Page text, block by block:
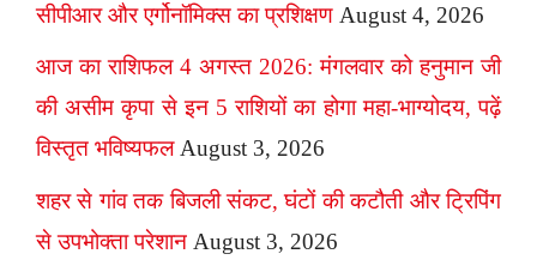
सीपीआर और एर्गोनॉमिक्स का प्रशिक्षण August 4, 2026
आज का राशिफल 4 अगस्त 2026: मंगलवार को हनुमान जी
की असीम कृपा से इन 5 राशियों का होगा महा-भाग्योदय, पढ़ें
विस्तृत भविष्यफल August 3, 2026
शहर से गांव तक बिजली संकट, घंटों की कटौती और ट्रिपिंग
से उपभोक्ता परेशान August 3, 2026